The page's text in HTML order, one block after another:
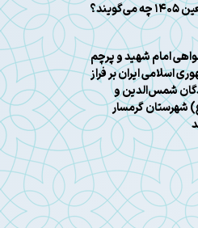
امام شهید و پرچم
اسلامی ایران بر فراز
شمس‌الدین و
شهرستان گرمسار